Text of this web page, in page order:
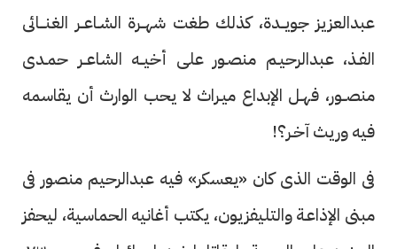
عبدالعزيز جويــدة، كذلك طغت شهــرة الشـاعــر الغنـــائى
الفـذ، عبدالرحيـم منصـور على أخيــه الشاعــر حمـدى
منصــور، فهـل الإبداع ميـراث لا يحب الوارث أن يقاسمه
فيه وريث آخـر؟!
فى الوقت الذى كان «يعسكر» فيه عبدالرحيم منصور فى
مبنى الإذاعـة والتليفزيون، يكتب أغانيه الحماسية، ليحفز